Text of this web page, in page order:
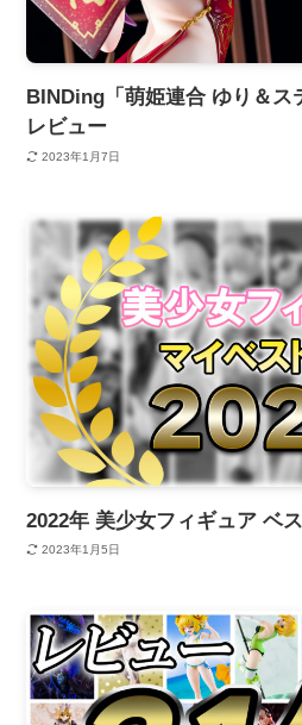
BINDing「萌姫連合 ゆり＆ス
レビュー
2023年1月7日
2022年 美少女フィギュア ベス
2023年1月5日